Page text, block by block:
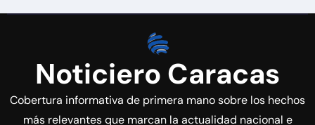
Noticiero Caracas
Cobertura informativa de primera mano sobre los hechos
más relevantes que marcan la actualidad nacional e